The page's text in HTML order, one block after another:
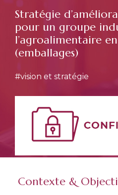
RÉFÉRENCES
ANALYSES
CARRIÈRES
ACTUALITÉS
CONTACT
Stratégie
pour un groupe
l’agroalimentaire
(emballages)
#vision et stratégie
Contexte &